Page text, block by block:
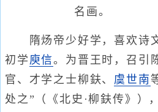
名画。
隋炀帝少好学，喜欢诗
初学 庾信。为晋王时，召引
官、才学之士柳鈇、 虞世南
处之”（《北史·柳鈇传》）